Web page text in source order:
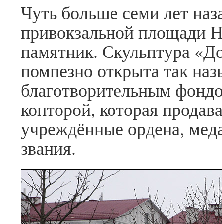
Чуть больше семи лет
привокзальной площади
памятник. Скульптура
помпезно открыта так
благотворительным
конторой, которая
учреждённые ордена,
звания.